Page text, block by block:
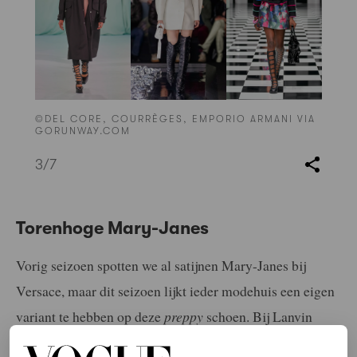
©DEL CORE, COURRÈGES, EMPORIO ARMANI VIA
GORUNWAY.COM
3/7
Torenhoge Mary-Janes
Vorig seizoen spotten we al satijnen Mary-Janes bij
Versace, maar dit seizoen lijkt ieder modehuis een eigen
variant te hebben op dezepreppy schoen. Bij Lanvin
krijgen ze kanten details, Valentino gaat volledig